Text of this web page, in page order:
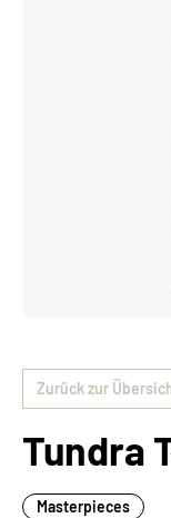
Zurück zur
Tundra
Masterpieces